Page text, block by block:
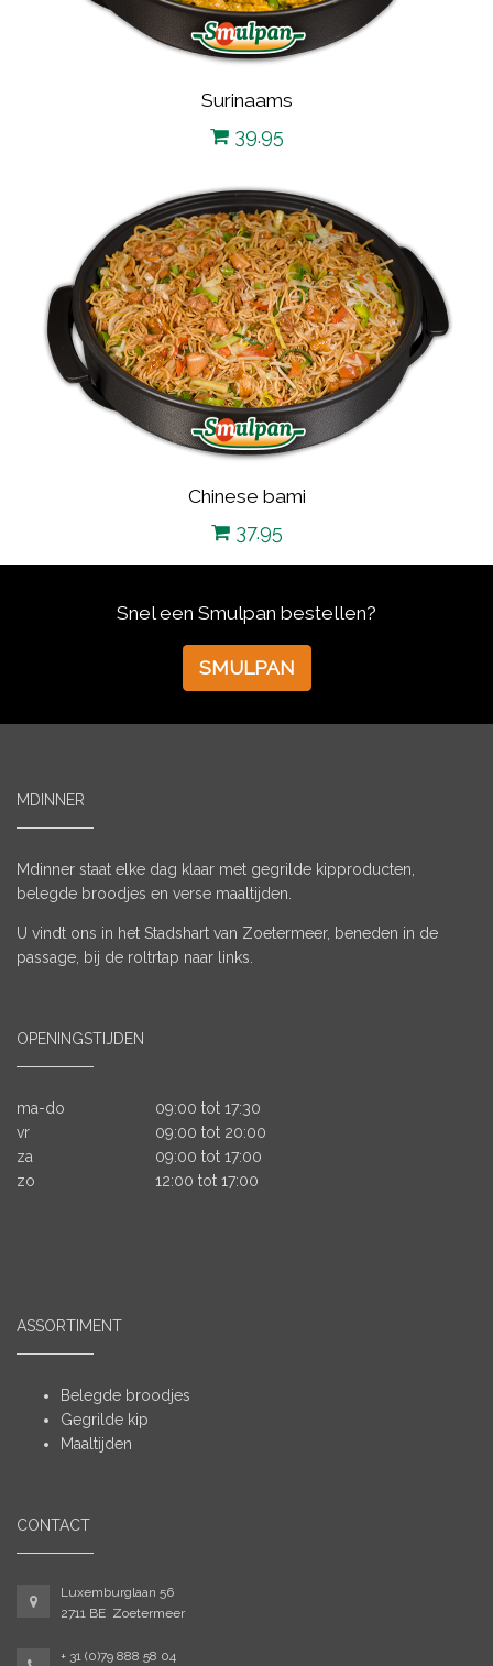
Surinaams
39.95
Chinese bami
37.95
Snel een Smulpan bestellen?
SMULPAN
MDINNER
Mdinner staat elke dag klaar met gegrilde kipproducten,
belegde broodjes en verse maaltijden.
U vindt ons in het Stadshart van Zoetermeer, beneden in de
passage, bij de roltrtap naar links.
OPENINGSTIJDEN
ma-do
09:00 tot 17:30
vr
09:00 tot 20:00
za
09:00 tot 17:00
zo
12:00 tot 17:00
ASSORTIMENT
Belegde broodjes
Gegrilde kip
Maaltijden
CONTACT
Luxemburglaan 56
2711 BE Zoetermeer
+ 31 (0)79 888 58 04